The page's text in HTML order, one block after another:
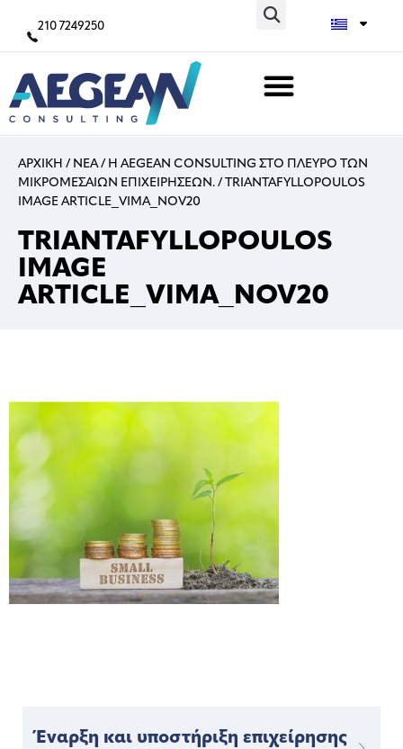
210 7249250
ΑΡΧΙΚΗ / ΝΕΑ/ Η AEGEAN CONSULTING ΣΤΟ ΠΛΕΥΡΟ ΤΩΝ
ΜΙΚΡΟΜΕΣΑΙΩΝ ΕΠΙΧΕΙΡΗΣΕΩΝ. / TRIANTAFYLLOPOULOS
IMAGE ARTICLE_VIMA_NOV20
TRIANTAFYLLOPOULOS
IMAGE
ARTICLE_VIMA_NOV20
Έναρξη και υποστήριξη επιχείρησης